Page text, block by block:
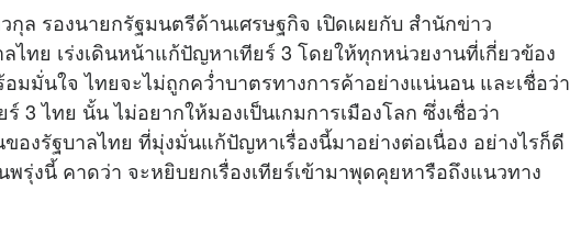
กุล รองนายกรัฐมนตรีด้านเศรษฐกิจ เปิดเผยกับ สำนักข่าว
ไทย เร่งเดินหน้าแก้ปัญหาเทียร์ 3 โดยให้ทุกหน่วยงานที่เกี่ยวข้อง
มมั่นใจ ไทยจะไม่ถูกคว่ำบาตรทางการค้าอย่างแน่นอน และเชื่อว่า
3 ไทย นั้น ไม่อยากให้มองเป็นเกมการเมืองโลก ซึ่งเชื่อว่า
ของรัฐบาลไทย ที่มุ่งมั่นแก้ปัญหาเรื่องนี้มาอย่างต่อเนื่อง อย่างไรก็ดี
งนี้ คาดว่า จะหยิบยกเรื่องเทียร์เข้ามาพุดคุยหารือถึงแนวทาง